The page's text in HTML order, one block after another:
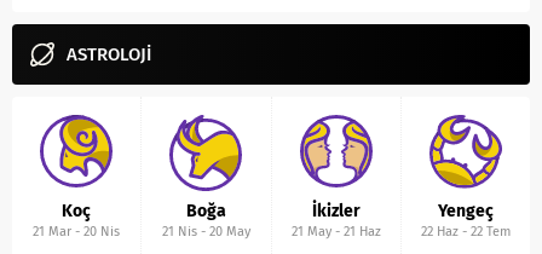
ASTROLOJİ
Koç
21 Mar -20 Nis
Boğa
21 Nis- 20 May
İkizler
21 May- 21 Haz
Yengeç
22 Haz- 22 Tem